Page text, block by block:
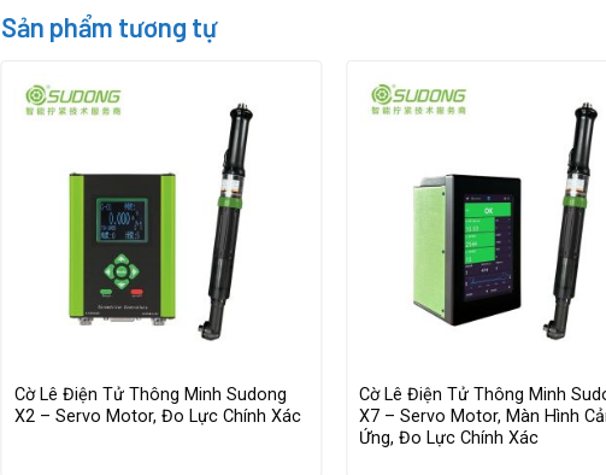
Sản phẩm tương tự
Cờ Lê Điện Tử Thông Minh Sudong
X2 – Servo Motor, Đo Lực Chính Xác
Cờ Lê Điện Tử Thông Minh
X7 – Servo Motor, Màn Hình
Ứng, Đo Lực Chính Xác